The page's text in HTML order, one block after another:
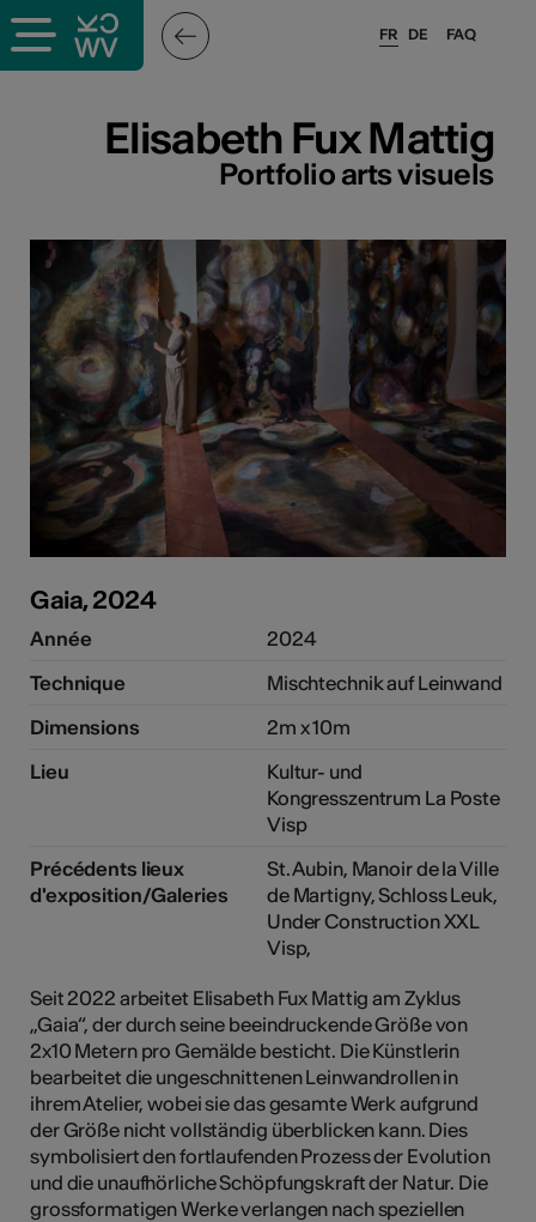
FAQ
FR DE
Elisabeth Fux Mattig
Portfolio arts visuels
Gaia, 2024
Année
2024
Technique
Mischtechnik auf Leinwand
Dimensions
2m x 10m
Lieu
Kultur- und
Kongresszentrum La Poste
Visp
Précédents lieux
d'exposition/Galeries
St. Aubin, Manoir de la Ville
de Martigny, Schloss Leuk,
Under Construction XXL
Visp,
Seit 2022 arbeitet Elisabeth Fux Mattig am Zyklus
„Gaia“, der durch seine beeindruckende Größe von
2x10 Metern pro Gemälde besticht. Die Künstlerin
bearbeitet die ungeschnittenen Leinwandrollen in
ihrem Atelier, wobei sie das gesamte Werk aufgrund
der Größe nicht vollständig überblicken kann. Dies
symbolisiert den fortlaufenden Prozess der Evolution
und die unaufhörliche Schöpfungskraft der Natur. Die
grossformatigen Werke verlangen nach speziellen